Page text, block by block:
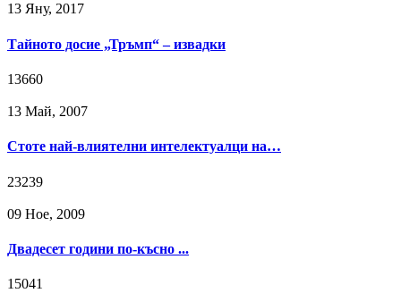
13 Яну, 2017
Тайното досие „Тръмп“ – извадки
13660
13 Май, 2007
Стоте най-влиятелни интелектуалци на…
23239
09 Ное, 2009
Двадесет години по-късно ...
15041